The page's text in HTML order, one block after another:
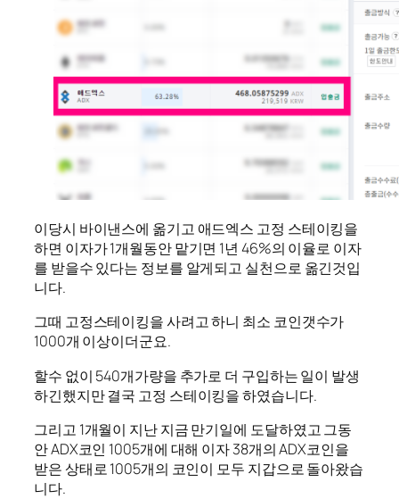
이당시 바이낸스에 옮기고 애드엑스 고정 스테이킹을
하면 이자가 1개월동안 맡기면 1년 46%의 이율로 이자
를 받을수 있다는 정보를 알게되고 실천으로 옮긴것입
니다.
그때 고정스테이킹을 사려고 하니 최소 코인갯수가
1000개 이상이더군요.
할수 없이 540개가량을 추가로 더 구입하는 일이 발생
하긴했지만 결국 고정 스테이킹을 하였습니다.
그리고 1개월이 지난 지금 만기일에 도달하였고 그동
안 ADX코인 1005개에 대해 이자 38개의 ADX코인을
받은 상태로 1005개의 코인이 모두 지갑으로 돌아왔습
니다.